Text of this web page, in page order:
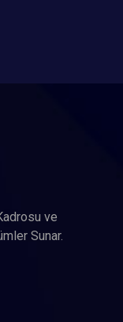
ve
Sunar.